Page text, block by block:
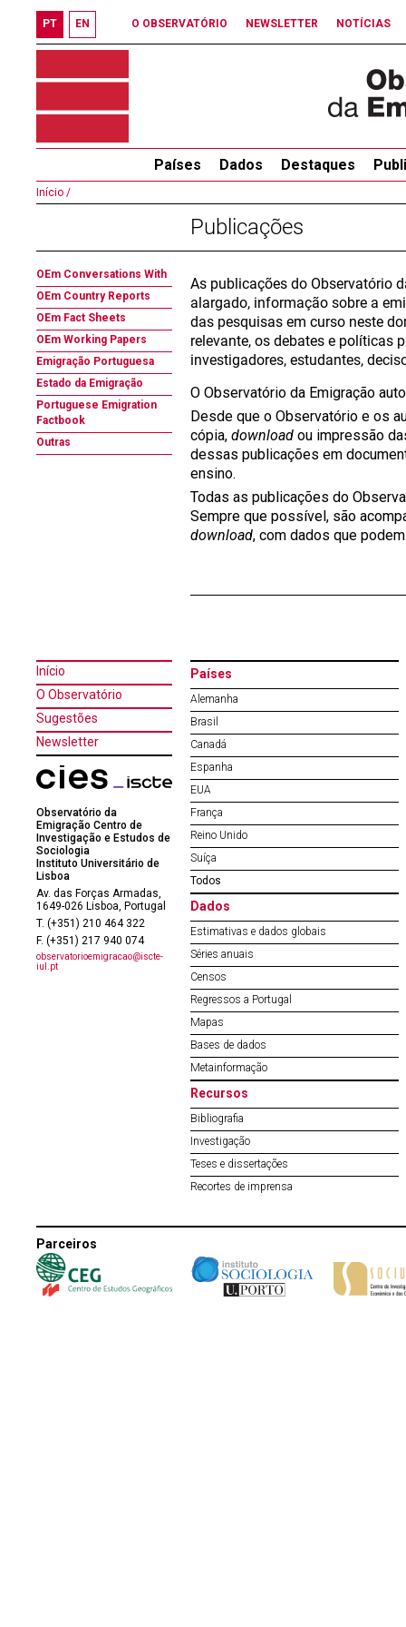
PT EN O OBSERVATÓRIO NEWSLETTER NOTÍCIAS
Países Dados Destaques
Início /
Publicações
OEm Conversations With
OEm Country Reports
OEm Fact Sheets
OEm Working Papers
Emigração Portuguesa
Estado da Emigração
Portuguese Emigration
Factbook
Outras
As publicações do Observatório
alargado, informação sobre a
das pesquisas em curso neste
relevante, os debates e políticas
investigadores, estudantes,
O Observatório da Emigração
Desde que o Observatório e os
cópia, download ou impressão
dessas publicações em
ensino.
Todas as publicações do
Sempre que possível, são
download, com dados que
Início
O Observatório
Sugestões
Newsletter
Observatório da
Emigração Centro de
Investigação e Estudos de
Sociologia
Instituto Universitário de
Lisboa
Av. das Forças Armadas,
1649-026 Lisboa, Portugal
T. (+351) 210 464 322
F. (+351) 217 940 074
observatorioemigracao@iscte-
iul.pt
Países
Alemanha
Brasil
Canadá
Espanha
EUA
França
Reino Unido
Suíça
Todos
Dados
Estimativas e dados globais
Séries anuais
Censos
Regressos a Portugal
Mapas
Bases de dados
Metainformação
Recursos
Bibliografia
Investigação
Teses e dissertações
Recortes de imprensa
Parceiros